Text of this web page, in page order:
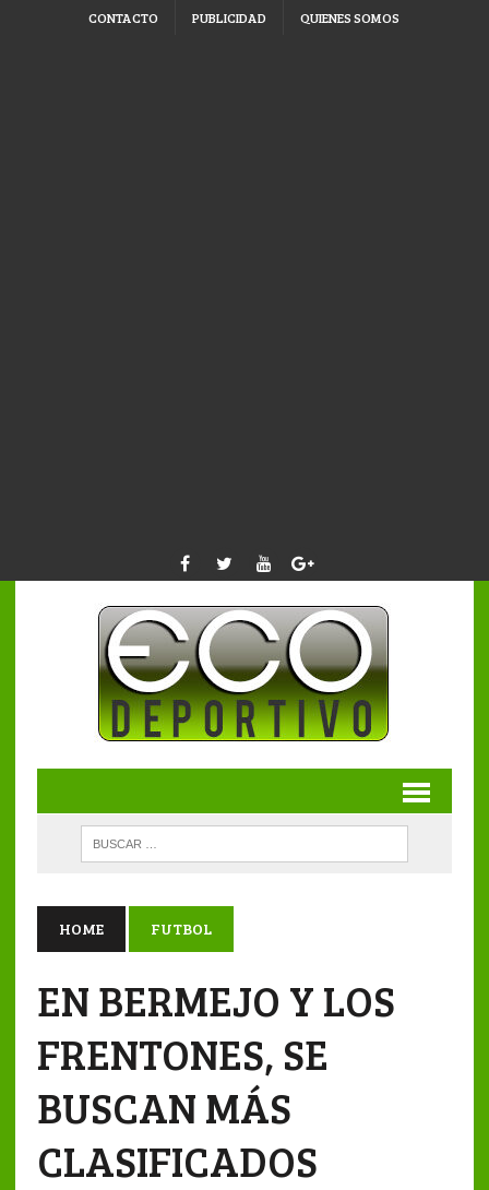
CONTACTO PUBLICIDAD QUIENES SOMOS
HOME FUTBOL
EN BERMEJO Y LOS
FRENTONES, SE
BUSCAN MÁS
CLASIFICADOS